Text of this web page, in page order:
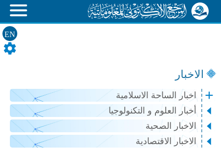
EN
الاخبار
اخبار الساحة الاسلامية
أخبار العلوم و التكنولوجيا
الاخبار الصحية
الاخبار الاقتصادية